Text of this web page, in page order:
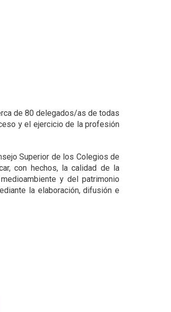
de 80 delegados/as de todas
y el ejercicio de la profesión
Superior de los Colegios de
con hechos, la calidad de la
y del patrimonio
la elaboración, difusión e